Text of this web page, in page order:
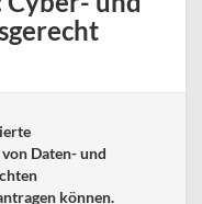
Daten- und
können.